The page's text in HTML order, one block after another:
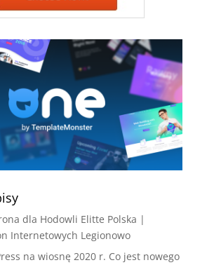
dla Hodowli Elitte Polska |
Internetowych Legionowo
na wiosnę 2020 r. Co jest nowego